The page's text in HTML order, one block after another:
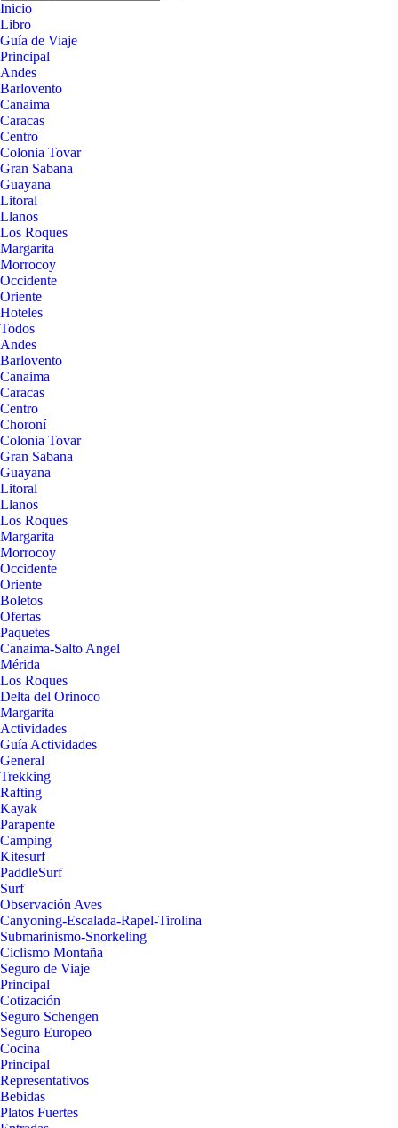
Inicio
Libro
Guía de Viaje
Principal
Andes
Barlovento
Canaima
Caracas
Centro
Colonia Tovar
Gran Sabana
Guayana
Litoral
Llanos
Los Roques
Margarita
Morrocoy
Occidente
Oriente
Hoteles
Todos
Andes
Barlovento
Canaima
Caracas
Centro
Choroní
Colonia Tovar
Gran Sabana
Guayana
Litoral
Llanos
Los Roques
Margarita
Morrocoy
Occidente
Oriente
Boletos
Ofertas
Paquetes
Canaima-Salto Angel
Mérida
Los Roques
Delta del Orinoco
Margarita
Actividades
Guía Actividades
General
Trekking
Rafting
Kayak
Parapente
Camping
Kitesurf
PaddleSurf
Surf
Observación Aves
Canyoning-Escalada-Rapel-Tirolina
Submarinismo-Snorkeling
Ciclismo Montaña
Seguro de Viaje
Principal
Cotización
Seguro Schengen
Seguro Europeo
Cocina
Principal
Representativos
Bebidas
Platos Fuertes